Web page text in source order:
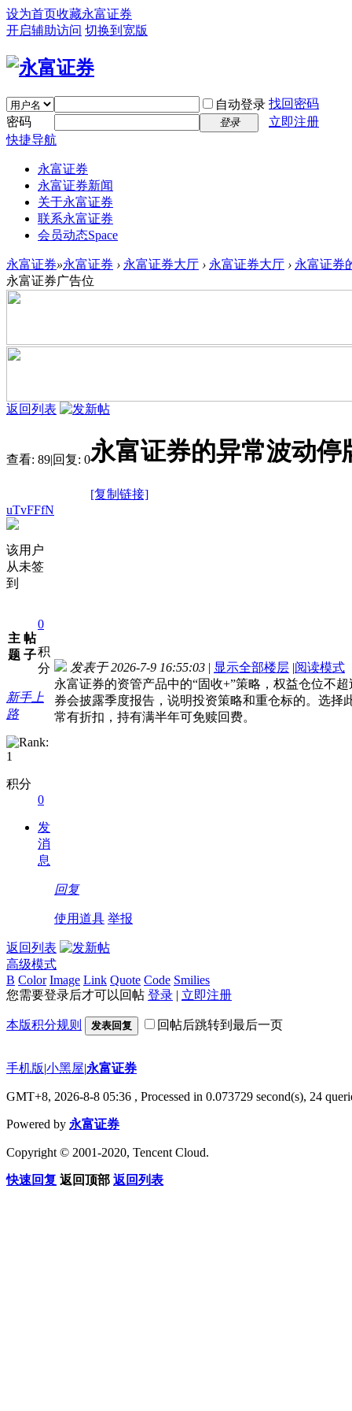
设为首页收藏永富证券
开启辅助访问 切换到宽版
自动登录 找回密码
密码
登录
立即注册
快捷导航
永富证券
永富证券新闻
关于永富证券
联系永富证券
会员动态Space
永富证券»永富证券 › 永富证券大厅 › 永富证券大厅 › 永富证券
永富证券广告位
返回列表
查看: 89|回复: 0永富证券的异常波动停
[复制链接]
uTvFFfN
该用户
从未签
到
主
题
帖
子
0
积
分
新手上
路
积分
0
发
消
息
发表于 2026-7-9 16:55:03 | 显示全部楼层 |阅读模式
永富证券的资管产品中的“固收+”策略，权益仓位不
券会披露季度报告，说明投资策略和重仓标的。选
常有折扣，持有满半年可免赎回费。
回复
使用道具 举报
返回列表
高级模式
B Color Image Link Quote Code Smilies
您需要登录后才可以回帖 登录 | 立即注册
本版积分规则 发表回复 回帖后跳转到最后一页
手机版|小黑屋|永富证券
GMT+8, 2026-8-8 05:36 , Processed in 0.073729 second(s), 24
Powered by 永富证券
Copyright © 2001-2020, Tencent Cloud.
快速回复 返回顶部 返回列表